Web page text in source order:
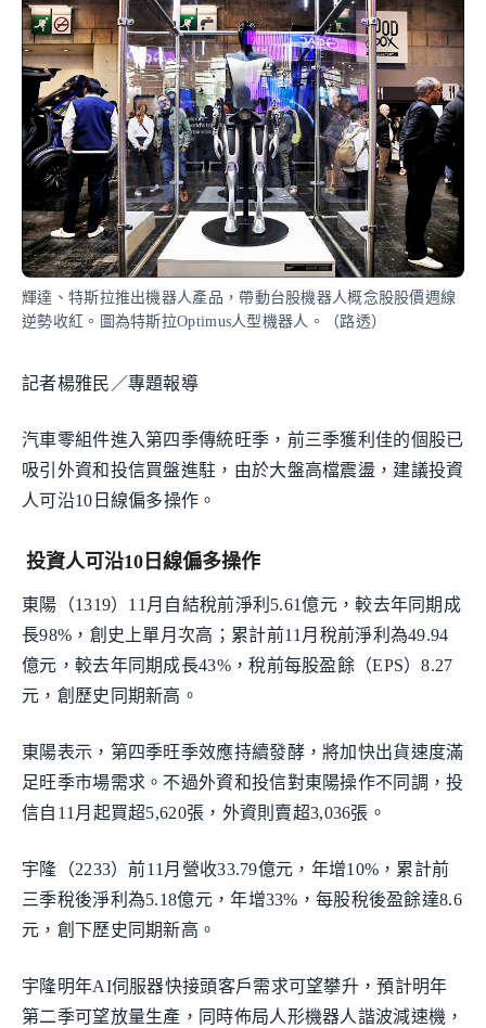
輝達、特斯拉推出機器人產品，帶動台股機器人概念股股價週線
逆勢收紅。圖為特斯拉Optimus人型機器人。（路透）
記者楊雅民／專題報導
汽車零組件進入第四季傳統旺季，前三季獲利佳的個股已
吸引外資和投信買盤進駐，由於大盤高檔震盪，建議投資
人可沿10日線偏多操作。
投資人可沿10日線偏多操作
東陽（1319）11月自結稅前淨利5.61億元，較去年同期成
長98%，創史上單月次高；累計前11月稅前淨利為49.94
億元，較去年同期成長43%，稅前每股盈餘（EPS）8.27
元，創歷史同期新高。
東陽表示，第四季旺季效應持續發酵，將加快出貨速度滿
足旺季市場需求。不過外資和投信對東陽操作不同調，投
信自11月起買超5,620張，外資則賣超3,036張。
宇隆（2233）前11月營收33.79億元，年增10%，累計前
三季稅後淨利為5.18億元，年增33%，每股稅後盈餘達8.6
元，創下歷史同期新高。
宇隆明年AI伺服器快接頭客戶需求可望攀升，預計明年
第二季可望放量生產，同時佈局人形機器人諧波減速機，